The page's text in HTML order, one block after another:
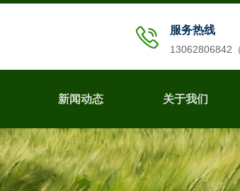
服务热线
13062806842
新闻动态 关于我们